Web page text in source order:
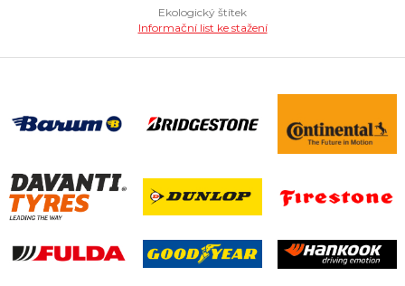
Ekologický štítek
Informační list ke stažení